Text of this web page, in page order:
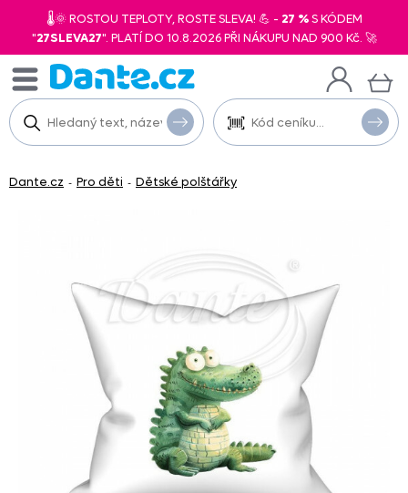
🌡️🌞 ROSTOU TEPLOTY, ROSTE SLEVA! 💪 - 27 %S KÓDEM
"27SLEVA27". PLATÍ DO 10.8.2026 PŘI NÁKUPU NAD 900 Kč. 🚀
Dante.cz - Pro děti - Dětské polštářky